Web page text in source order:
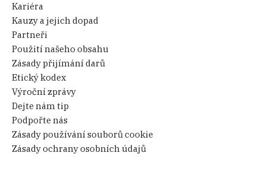
Kariéra
Kauzy a jejich dopad
Partneři
Použití našeho obsahu
Zásady přijímání darů
Etický kodex
Výroční zprávy
Dejte nám tip
Podpořte nás
Zásady používání souborů cookie
Zásady ochrany osobních údajů